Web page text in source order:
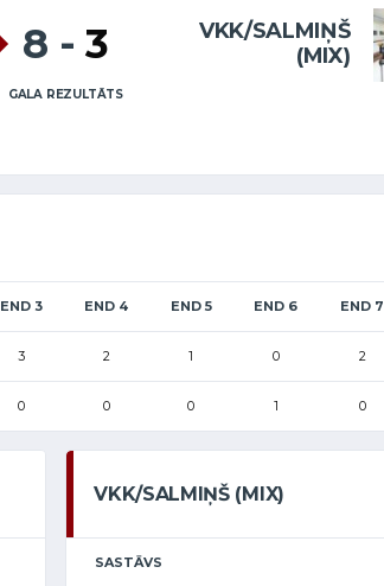
VKK/SALMIŅŠ
(MIX)
8 - 3
GALA REZULTĀTS
END 3 END 4 END 5 END 6 END 7
3 2 1 0 2
0 0 0 1 0
VKK/SALMIŅŠ (MIX)
SASTĀVS